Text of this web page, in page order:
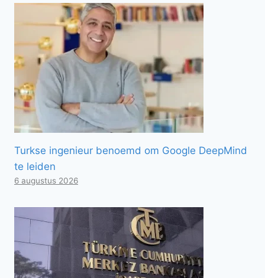
Turkse ingenieur benoemd om Google DeepMind
te leiden
6 augustus 2026